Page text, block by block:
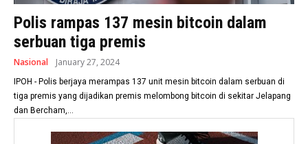
Polis rampas 137 mesin bitcoin dalam
serbuan tiga premis
Nasional January 27, 2024
IPOH - Polis berjaya merampas 137 unit mesin bitcoin dalam serbuan di
tiga premis yang dijadikan premis melombong bitcoin di sekitar Jelapang
dan Bercham,...